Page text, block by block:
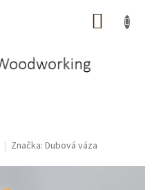
Značka: Dubová váza